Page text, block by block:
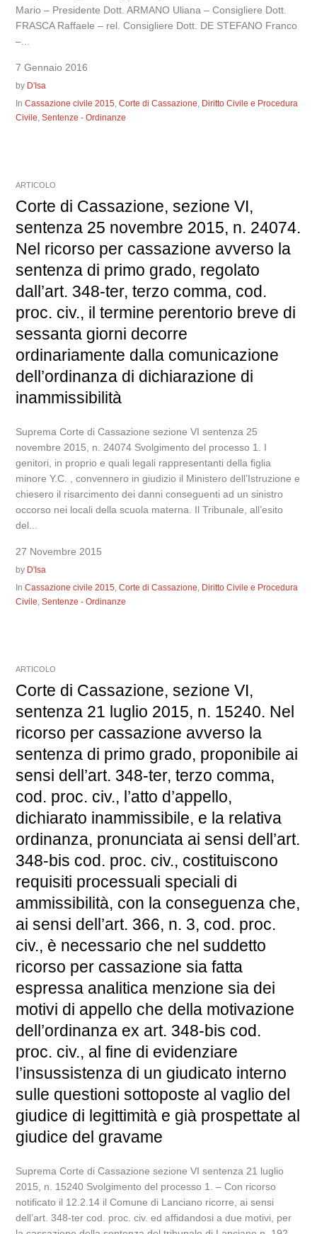
Mario – Presidente Dott. ARMANO Uliana – Consigliere Dott.
FRASCA Raffaele – rel. Consigliere Dott. DE STEFANO Franco
–...
7 Gennaio 2016
by D'Isa
InCassazione civile 2015,Corte di Cassazione, Diritto Civile e Procedura
Civile,Sentenze - Ordinanze
ARTICOLO
Corte di Cassazione, sezione VI,
sentenza 25 novembre 2015, n. 24074.
Nel ricorso per cassazione avverso la
sentenza di primo grado, regolato
dall’art. 348-ter, terzo comma, cod.
proc. civ., il termine perentorio breve di
sessanta giorni decorre
ordinariamente dalla comunicazione
dell’ordinanza di dichiarazione di
inammissibilità
Suprema Corte di Cassazione sezione VI sentenza 25
novembre 2015, n. 24074 Svolgimento del processo 1. I
genitori, in proprio e quali legali rappresentanti della figlia
minore Y.C. , convennero in giudizio il Ministero dell’Istruzione e
chiesero il risarcimento dei danni conseguenti ad un sinistro
occorso nei locali della scuola materna. Il Tribunale, all’esito
del...
27 Novembre 2015
by D'Isa
InCassazione civile 2015,Corte di Cassazione, Diritto Civile e Procedura
Civile,Sentenze - Ordinanze
ARTICOLO
Corte di Cassazione, sezione VI,
sentenza 21 luglio 2015, n. 15240. Nel
ricorso per cassazione avverso la
sentenza di primo grado, proponibile ai
sensi dell’art. 348-ter, terzo comma,
cod. proc. civ., l’atto d’appello,
dichiarato inammissibile, e la relativa
ordinanza, pronunciata ai sensi dell’art.
348-bis cod. proc. civ., costituiscono
requisiti processuali speciali di
ammissibilità, con la conseguenza che,
ai sensi dell’art. 366, n. 3, cod. proc.
civ., è necessario che nel suddetto
ricorso per cassazione sia fatta
espressa analitica menzione sia dei
motivi di appello che della motivazione
dell’ordinanza ex art. 348-bis cod.
proc. civ., al fine di evidenziare
l’insussistenza di un giudicato interno
sulle questioni sottoposte al vaglio del
giudice di legittimità e già prospettate al
giudice del gravame
Suprema Corte di Cassazione sezione VI sentenza 21 luglio
2015, n. 15240 Svolgimento del processo 1. – Con ricorso
notificato il 12.2.14 il Comune di Lanciano ricorre, ai sensi
dell’art. 348-ter cod. proc. civ. ed affidandosi a due motivi, per